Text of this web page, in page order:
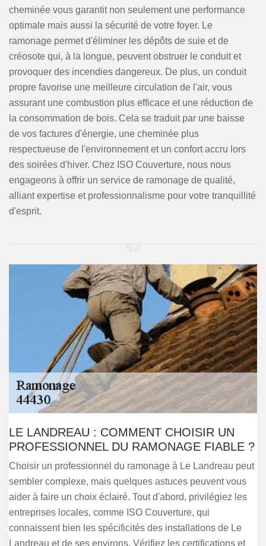
cheminée vous garantit non seulement une performance
optimale mais aussi la sécurité de votre foyer. Le
ramonage permet d'éliminer les dépôts de suie et de
créosote qui, à la longue, peuvent obstruer le conduit et
provoquer des incendies dangereux. De plus, un conduit
propre favorise une meilleure circulation de l'air, vous
assurant une combustion plus efficace et une réduction de
la consommation de bois. Cela se traduit par une baisse
de vos factures d'énergie, une cheminée plus
respectueuse de l'environnement et un confort accru lors
des soirées d'hiver. Chez ISO Couverture, nous nous
engageons à offrir un service de ramonage de qualité,
alliant expertise et professionnalisme pour votre tranquillité
d'esprit.
LE LANDREAU : COMMENT CHOISIR UN
PROFESSIONNEL DU RAMONAGE FIABLE ?
Choisir un professionnel du ramonage à Le Landreau peut
sembler complexe, mais quelques astuces peuvent vous
aider à faire un choix éclairé. Tout d'abord, privilégiez les
entreprises locales, comme ISO Couverture, qui
connaissent bien les spécificités des installations de Le
Landreau et de ses environs. Vérifiez les certifications et